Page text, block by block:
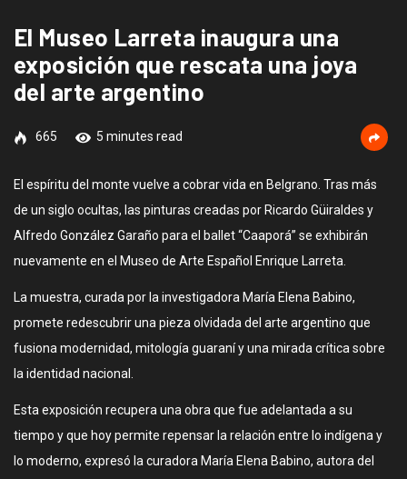
El Museo Larreta inaugura una
exposición que rescata una joya
del arte argentino
665 5 minutes read
El espíritu del monte vuelve a cobrar vida en Belgrano. Tras más
de un siglo ocultas, las pinturas creadas por Ricardo Güiraldes y
Alfredo González Garaño para el ballet “Caaporá” se exhibirán
nuevamente en el Museo de Arte Español Enrique Larreta.
La muestra, curada por la investigadora María Elena Babino,
promete redescubrir una pieza olvidada del arte argentino que
fusiona modernidad, mitología guaraní y una mirada crítica sobre
la identidad nacional.
Esta exposición recupera una obra que fue adelantada a su
tiempo y que hoy permite repensar la relación entre lo indígena y
lo moderno, expresó la curadora María Elena Babino, autora del